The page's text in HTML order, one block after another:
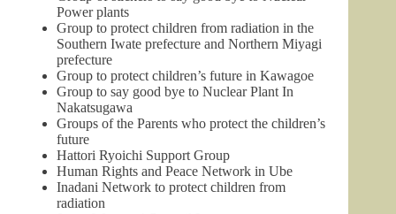
Power plants
Group to protect children from radiation in the
Southern Iwate prefecture and Northern Miyagi
prefecture
Group to protect children’s future in Kawagoe
Group to say good bye to Nuclear Plant In
Nakatsugawa
Groups of the Parents who protect the children’s
future
Hattori Ryoichi Support Group
Human Rights and Peace Network in Ube
Inadani Network to protect children from
radiation